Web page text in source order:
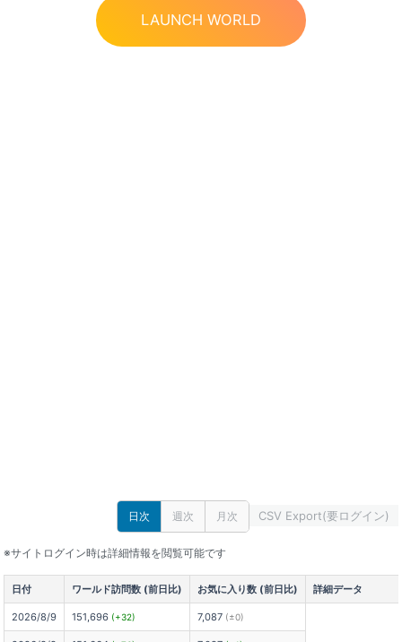
LAUNCH WORLD
日次 週次 月次 CSV Export(要ログイン)
※サイトログイン時は詳細情報を閲覧可能です
日付 ワールド訪問数 (前日比) お気に入り数 (前日比) 詳細データ
2026/8/9 151,696 (+32) 7,087 (±0)